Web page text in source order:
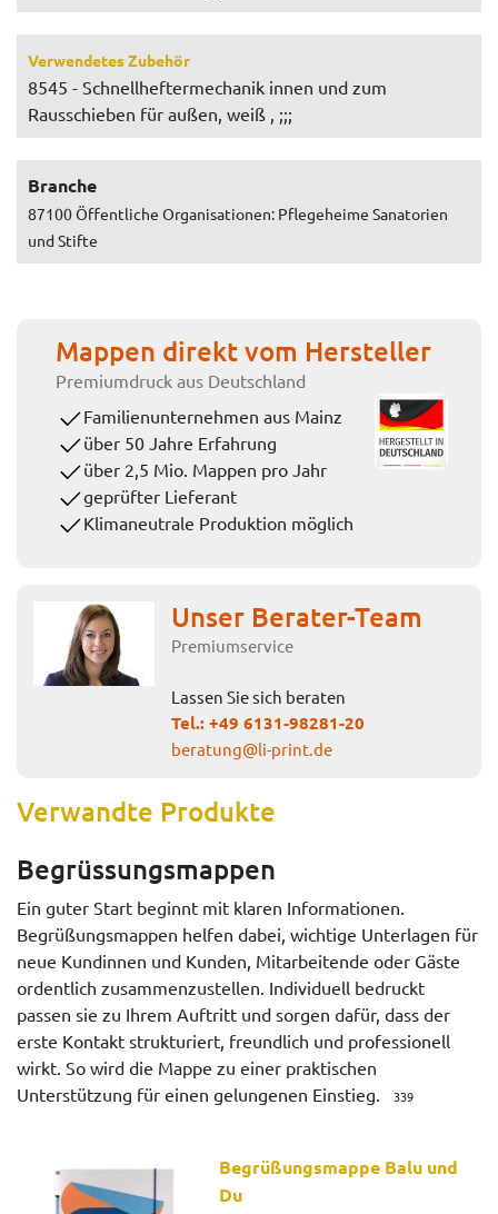
Verwendetes Zubehör
8545 - Schnellheftermechanik innen und zum
Rausschieben für außen, weiß , ;;;
Branche
87100 Öffentliche Organisationen: Pflegeheime Sanatorien
und Stifte
Mappen direkt vom Hersteller
Premiumdruck aus Deutschland
Familienunternehmen aus Mainz
über 50 Jahre Erfahrung
über 2,5 Mio. Mappen pro Jahr
geprüfter Lieferant
Klimaneutrale Produktion möglich
Unser Berater-Team
Premiumservice
Lassen Sie sich beraten
Tel.:+49 6131-98281-20
beratung@li-print.de
Verwandte Produkte
Begrüssungsmappen
Ein guter Start beginnt mit klaren Informationen.
Begrüßungsmappen helfen dabei, wichtige Unterlagen für
neue Kundinnen und Kunden, Mitarbeitende oder Gäste
ordentlich zusammenzustellen. Individuell bedruckt
passen sie zu Ihrem Auftritt und sorgen dafür, dass der
erste Kontakt strukturiert, freundlich und professionell
wirkt. So wird die Mappe zu einer praktischen
Unterstützung für einen gelungenen Einstieg.
339
Begrüßungsmappe Balu und
Du